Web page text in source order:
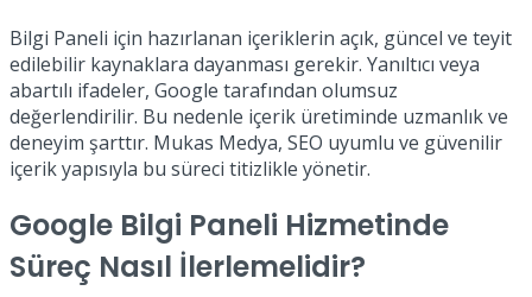
Bilgi Paneli için hazırlanan içeriklerin açık, güncel ve teyit
edilebilir kaynaklara dayanması gerekir. Yanıltıcı veya
abartılı ifadeler, Google tarafından olumsuz
değerlendirilir. Bu nedenle içerik üretiminde uzmanlık ve
deneyim şarttır. Mukas Medya, SEO uyumlu ve güvenilir
içerik yapısıyla bu süreci titizlikle yönetir.
Google Bilgi Paneli Hizmetinde
Süreç Nasıl İlerlemelidir?